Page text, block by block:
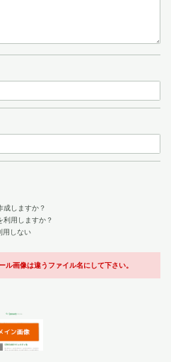
成しますか？
利用しますか？
用しない
ル画像は違うファイル名にして下さい。